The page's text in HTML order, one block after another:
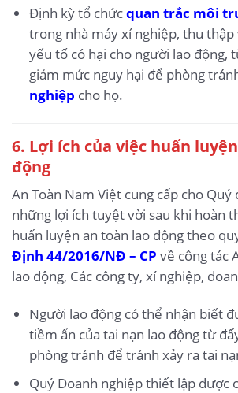
Định kỳ tổ chứcquan trắc môi
trong nhà máy xí nghiệp, thu thập
yếu tố có hại cho người lao động,
giảm mức nguy hại để phòng
nghiệp cho họ.
6. Lợi ích của việc huấn
động
An Toàn Nam Việt cung cấp cho
những lợi ích tuyệt vời sau khi hoàn
huấn luyện an toàn lao động theo
Định 44/2016/NĐ – CP về công tác
lao động, Các công ty, xí nghiệp,
Người lao động có thể nhận biết
tiềm ẩn của tai nạn lao động từ
phòng tránh để tránh xảy ra tai
Quý Doanh nghiệp thiết lập được